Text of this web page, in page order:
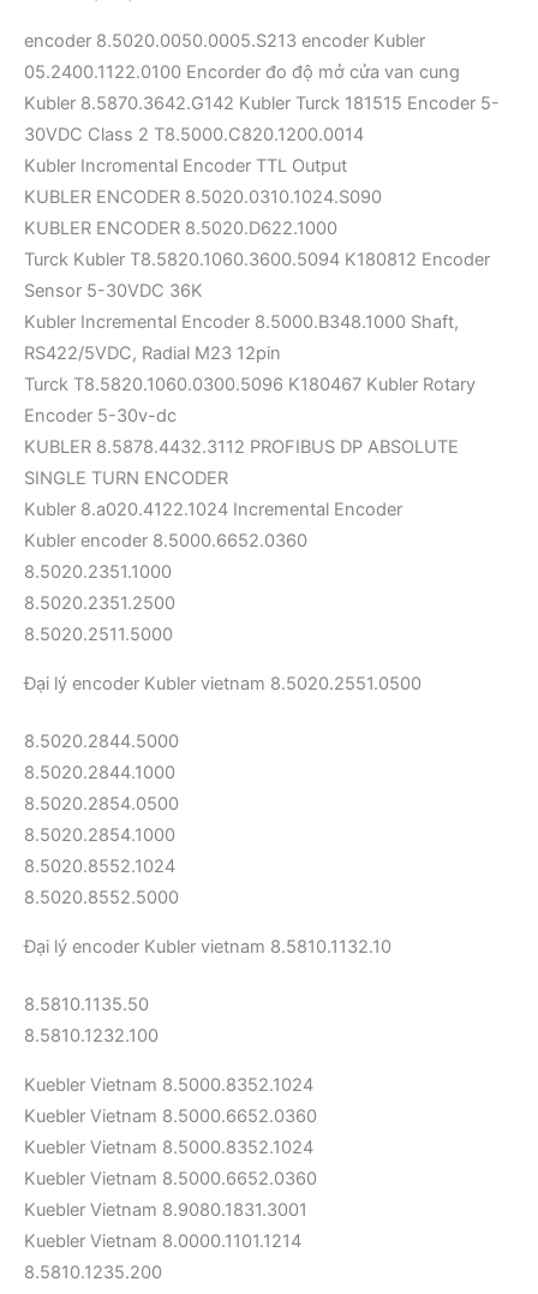
encoder 8.5020.0050.0005.S213 encoder Kubler
05.2400.1122.0100 Encorder đo độ mở cửa van cung
Kubler 8.5870.3642.G142 Kubler Turck 181515 Encoder 5-
30VDC Class 2 T8.5000.C820.1200.0014
Kubler Incromental Encoder TTL Output
KUBLER ENCODER 8.5020.0310.1024.S090
KUBLER ENCODER 8.5020.D622.1000
Turck Kubler T8.5820.1060.3600.5094 K180812 Encoder
Sensor 5-30VDC 36K
Kubler Incremental Encoder 8.5000.B348.1000 Shaft,
RS422/5VDC, Radial M23 12pin
Turck T8.5820.1060.0300.5096 K180467 Kubler Rotary
Encoder 5-30v-dc
KUBLER 8.5878.4432.3112 PROFIBUS DP ABSOLUTE
SINGLE TURN ENCODER
Kubler 8.a020.4122.1024 Incremental Encoder
Kubler encoder 8.5000.6652.0360
8.5020.2351.1000
8.5020.2351.2500
8.5020.2511.5000
Đại lý encoder Kubler vietnam 8.5020.2551.0500
8.5020.2844.5000
8.5020.2844.1000
8.5020.2854.0500
8.5020.2854.1000
8.5020.8552.1024
8.5020.8552.5000
Đại lý encoder Kubler vietnam 8.5810.1132.10
8.5810.1135.50
8.5810.1232.100
Kuebler Vietnam 8.5000.8352.1024
Kuebler Vietnam 8.5000.6652.0360
Kuebler Vietnam 8.5000.8352.1024
Kuebler Vietnam 8.5000.6652.0360
Kuebler Vietnam 8.9080.1831.3001
Kuebler Vietnam 8.0000.1101.1214
8.5810.1235.200